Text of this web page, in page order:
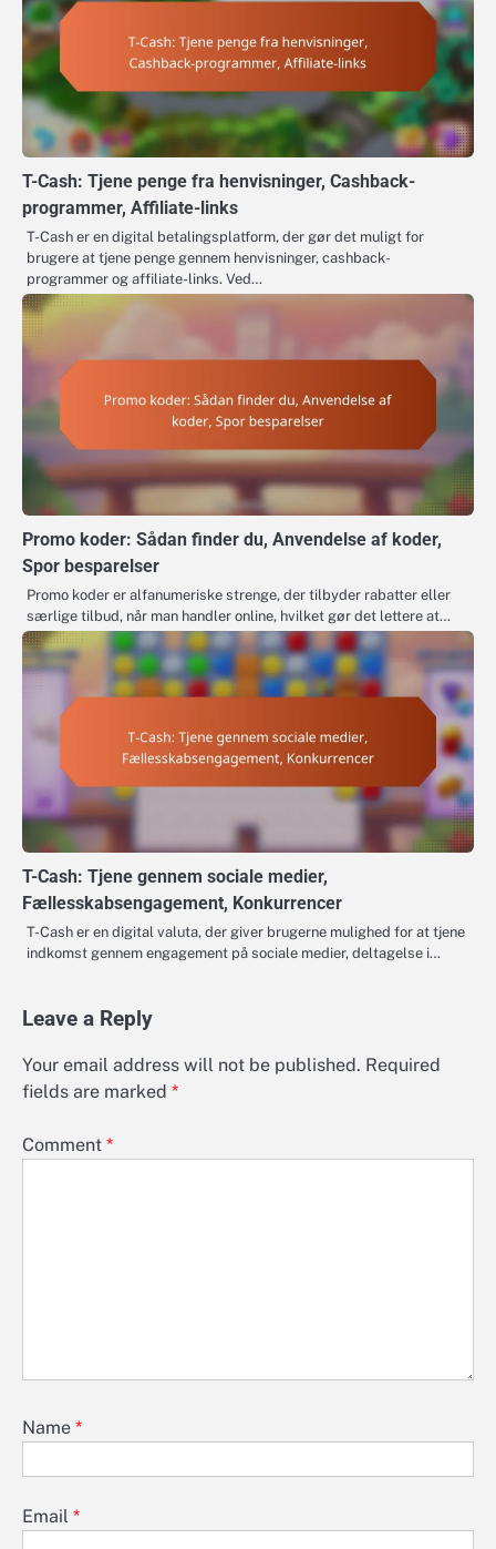
T-Cash: Tjene penge fra henvisninger, Cashback-
programmer, Affiliate-links
T-Cash er en digital betalingsplatform, der gør det muligt for
brugere at tjene penge gennem henvisninger, cashback-
programmer og affiliate-links. Ved…
Promo koder: Sådan finder du, Anvendelse af koder,
Spor besparelser
Promo koder er alfanumeriske strenge, der tilbyder rabatter eller
særlige tilbud, når man handler online, hvilket gør det lettere at…
T-Cash: Tjene gennem sociale medier,
Fællesskabsengagement, Konkurrencer
T-Cash er en digital valuta, der giver brugerne mulighed for at tjene
indkomst gennem engagement på sociale medier, deltagelse i…
Leave a Reply
Your email address will not be published. Required
fields are marked *
Comment *
Name *
Email *